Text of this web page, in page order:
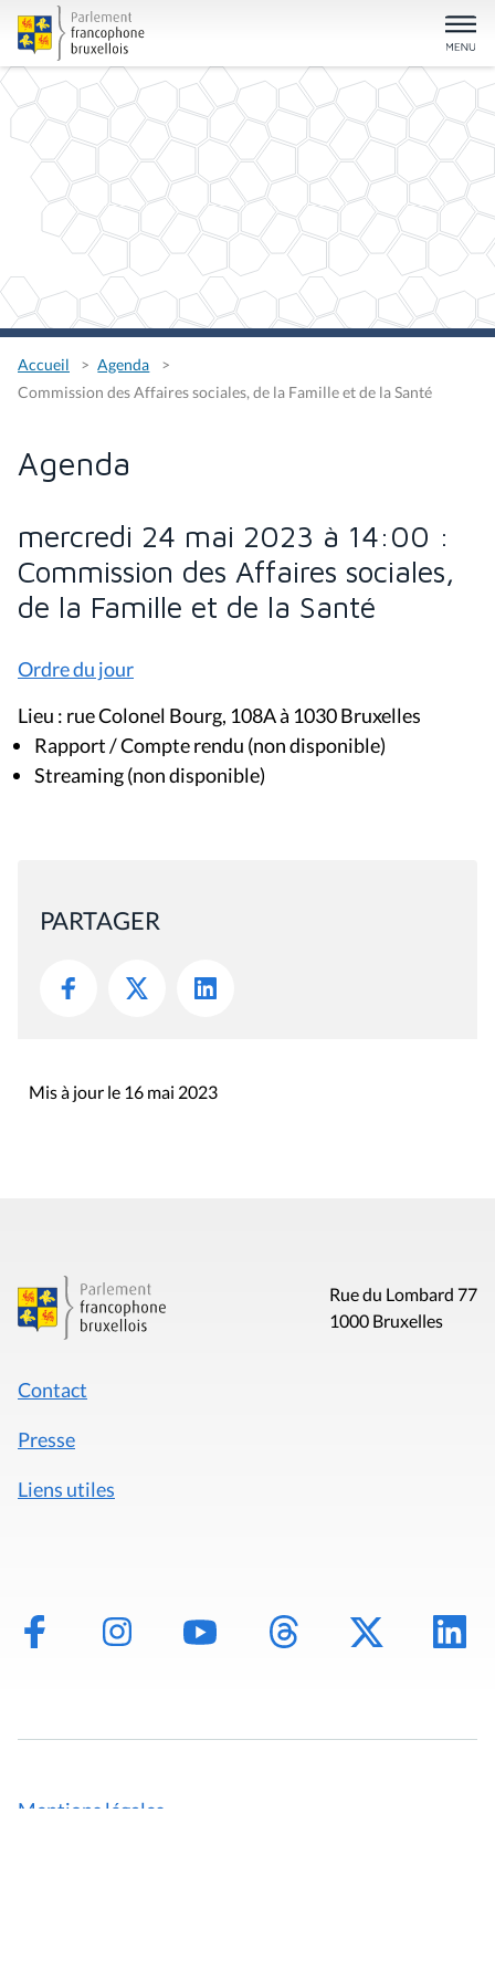
Accueil
Agenda
Commission des Affaires sociales, de la Famille et de la Santé
Agenda
mercredi 24 mai 2023 à 14:00 :
Commission des Affaires sociales,
de la Famille et de la Santé
Ordre du jour
Lieu : rue Colonel Bourg, 108A à 1030 Bruxelles
Rapport / Compte rendu (non disponible)
Streaming (non disponible)
PARTAGER
Mis à jour le 16 mai 2023
Rue du Lombard 77
1000 Bruxelles
Contact
Presse
Liens utiles
Mentions légales